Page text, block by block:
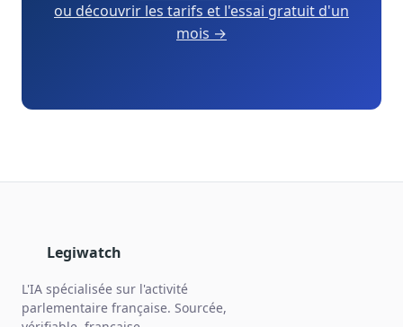
ou découvrir les tarifs et l'essai gratuit d'un
mois →
Legiwatch
L'IA spécialisée sur l'activité
parlementaire française. Sourcée,